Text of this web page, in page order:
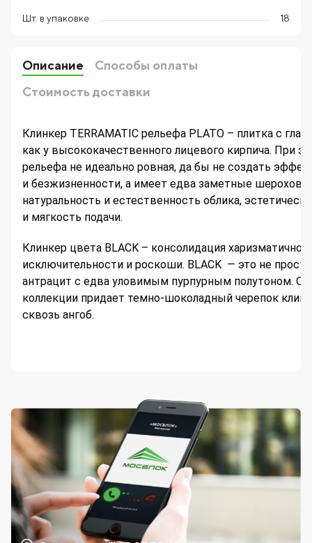
Шт. в упаковке 18
Описание
Способы оплаты
Стоимость доставки
Клинкер TERRAMATIC рельефа PLATO – плитка с
как у высококачественного лицевого кирпича. При
рельефа не идеально ровная, да бы не создать
и безжизненности, а имеет едва заметные
натуральность и естественность облика,
и мягкость подачи.
Клинкер цвета BLACK – консолидация
исключительности и роскоши. BLACK — это не
антрацит с едва уловимым пурпурным полутоном.
коллекции придает темно-шоколадный черепок
сквозь ангоб.